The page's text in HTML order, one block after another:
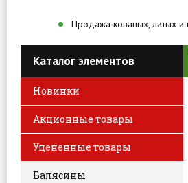
Продажа кованых, литых и
Каталог элементов
Новинки
Акционные товары
Уцененные товары
Балясины